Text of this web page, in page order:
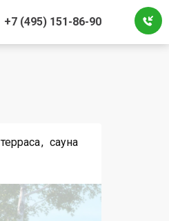
+7 (495) 151-86-90
терраса сауна